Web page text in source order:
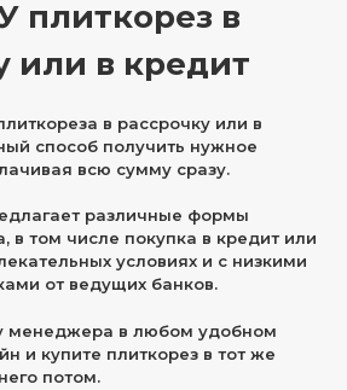
плиткорез в
или в кредит
в рассрочку или в
способ получить нужное
всю сумму сразу.
различные формы
в том числе покупка в кредит или
условиях и с низкими
от ведущих банков.
менеджера в любом удобном
и купите плиткорез в тот же
потом.